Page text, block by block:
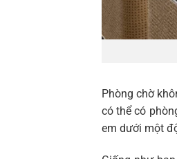
Phòng chờ
có thể có
em dưới một